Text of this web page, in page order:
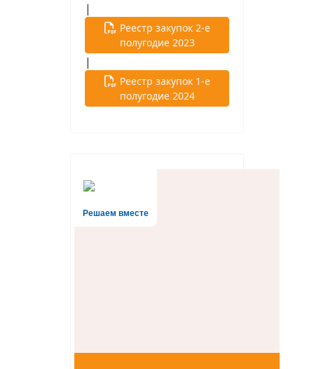
|
Реестр закупок 2-е
полугодие 2023
|
Реестр закупок 1-е
полугодие 2024
Решаем вместе